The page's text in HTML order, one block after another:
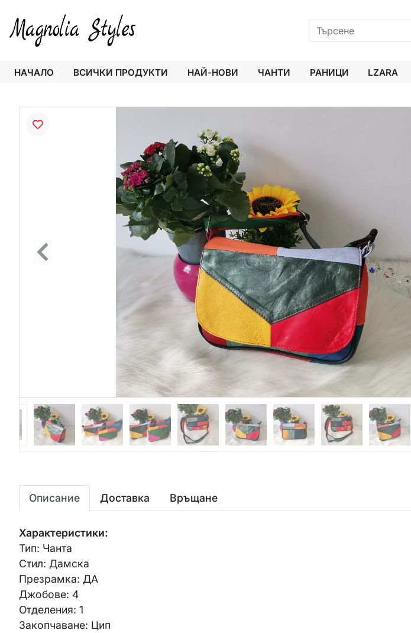
НАЧАЛО ВСИЧКИ ПРОДУКТИ НАЙ-НОВИ ЧАНТИ РАНИЦИ LZARA
Описание Доставка Връщане
Характеристики:
Тип: Чанта
Стил: Дамска
Презрамка: ДА
Джобове: 4
Отделения: 1
Закопчаване: Цип